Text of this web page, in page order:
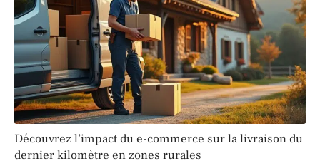
Découvrez l’impact du e-commerce sur la livraison du
dernier kilomètre en zones rurales